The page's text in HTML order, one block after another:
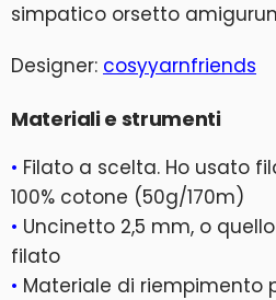
simpatico orsetto
Designer: cosyyarnfriends
Materiali e strumenti
• Filato a scelta. Ho usato
100% cotone (50g/170m)
• Uncinetto 2,5 mm, o
filato
• Materiale di riempimento